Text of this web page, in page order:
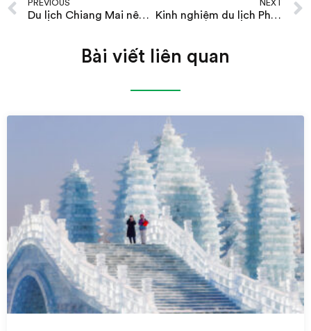
Du lịch Chiang Mai nên đi khi nào (tháng mấy, mùa nào)? Kinh nghiệm du lịch Phuket tháng 7: thời tiết, sự kiện, đi đâu…
Bài viết liên quan